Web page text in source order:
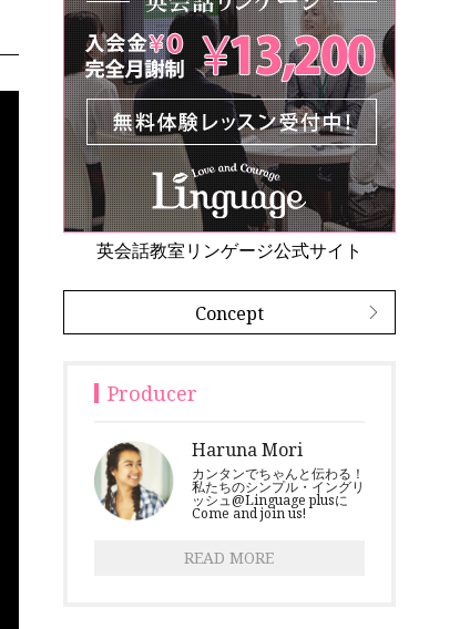
英会話教室リンゲージ公式サイト
Concept
Producer
Haruna Mori
カンタンでちゃんと伝わる！
私たちのシンプル・イングリ
ッシュ@Linguage plusに
Come and join us!
READ MORE